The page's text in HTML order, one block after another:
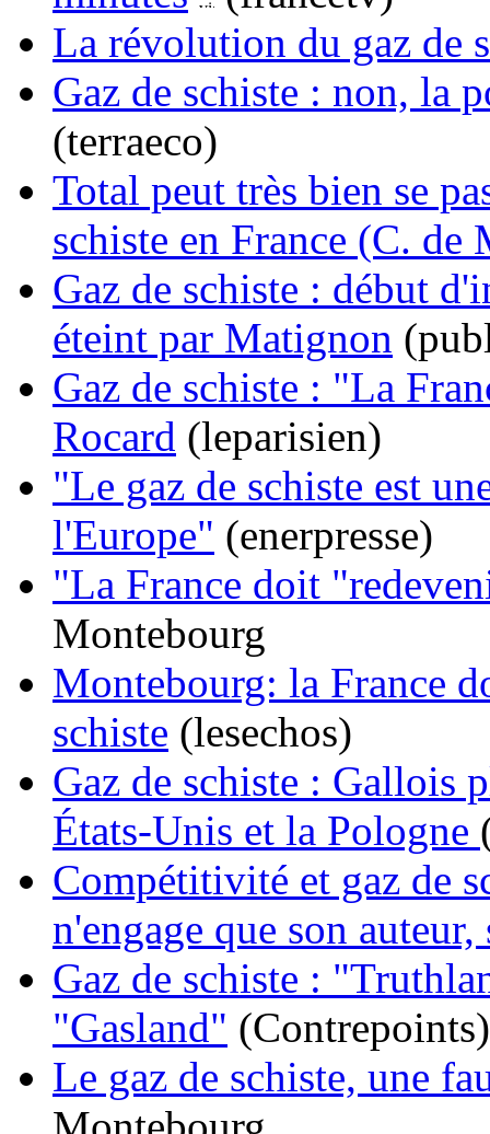
La révolution du gaz de
Gaz de schiste : non, la
(terraeco)
Total peut très bien se
schiste en France (C. de
Gaz de schiste : début
éteint par Matignon
Gaz de schiste : "La
Rocard (leparisien)
"Le gaz de schiste est
l'Europe" (enerpresse)
"La France doit
Montebourg
Montebourg: la France
schiste (lesechos)
Gaz de schiste : Gallois
États-Unis et la Pologne
Compétitivité et gaz de
n'engage que son
Gaz de schiste :
"Gasland" (Contrepoints)
Le gaz de schiste, une